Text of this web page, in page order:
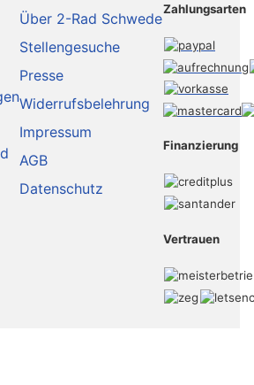
Über 2-Rad Schwede
Stellengesuche
Presse
Widerrufsbelehrung
Impressum
AGB
Datenschutz
Zahlungsarten
Finanzierung
Vertrauen